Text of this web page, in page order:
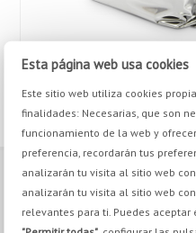
Esta página web usa cookies
Este sitio web utiliza cookies
finalidades: Necesarias, que son
funcionamiento de la web y
preferencia, recordarán tus
analizarán tu visita al sitio web
analizarán tu visita al sitio web
relevantes para ti. Puedes
PESO NETO:1 Kg.
CONTACT